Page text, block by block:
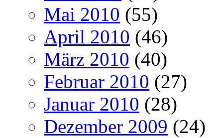
Mai 2010 (55)
April 2010 (46)
März 2010 (40)
Februar 2010 (27)
Januar 2010 (28)
Dezember 2009 (24)